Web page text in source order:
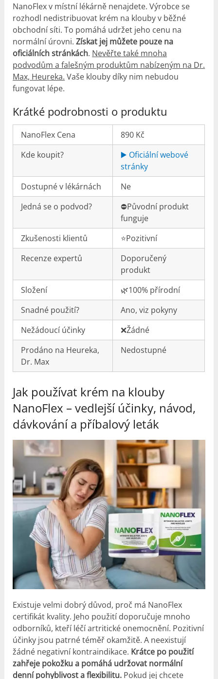
NanoFlex v místní lékárně nenajdete. Výrobce se
rozhodl nedistribuovat krém na klouby v běžné
obchodní síti. To pomáhá udržet jeho cenu na
normální úrovni.Získat jej můžete pouze na
oficiálních stránkách. Nevěřte také mnoha
podvodům a falešným produktům nabízeným na Dr.
Max, Heureka. Vaše klouby díky nim nebudou
fungovat lépe.
Krátké podrobnosti o produktu
NanoFlex Cena
890 Kč
Kde koupit?
▶️ Oficiální webové
stránky
Dostupné v lékárnách
Ne
Jedná se o podvod?
⛔️Původní produkt
funguje
Zkušenosti klientů
⭐️Pozitivní
Recenze expertů
Doporučený
produkt
Složení
🌿100% přírodní
Snadné použití?
Ano, viz pokyny
Nežádoucí účinky
❌Žádné
Prodáno na Heureka,
Dr. Max
Nedostupné
Jak používat krém na klouby
NanoFlex – vedlejší účinky, návod,
dávkování a příbalový leták
Existuje velmi dobrý důvod, proč má NanoFlex
certifikát kvality. Jeho použití doporučuje mnoho
odborníků, kteří léčí artritické onemocnění. Pozitivní
účinky jsou patrné téměř okamžitě. A neexistují
žádné negativní kontraindikace. Krátce po použití
zahřeje pokožku a pomáhá udržovat normální
denní pohyblivost a flexibilitu. Pokud jej chcete